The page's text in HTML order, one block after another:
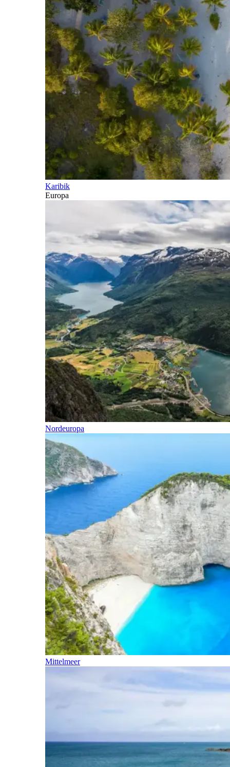
Karibik
Europa
Nordeuropa
Mittelmeer